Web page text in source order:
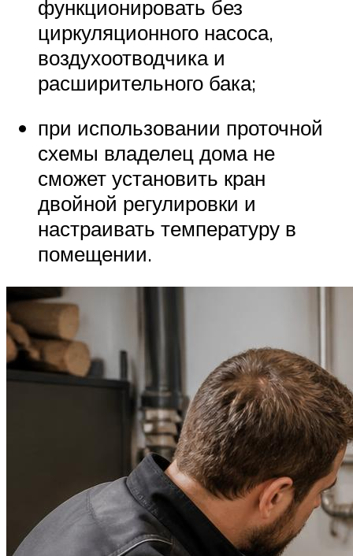
функционировать без
циркуляционного насоса,
воздухоотводчика и
расширительного бака;
при использовании проточной
схемы владелец дома не
сможет установить кран
двойной регулировки и
настраивать температуру в
помещении.